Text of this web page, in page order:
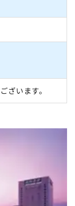
ざいます。